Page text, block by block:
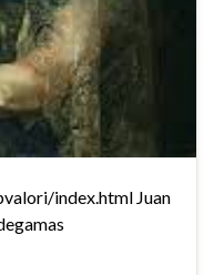
index.html Juan